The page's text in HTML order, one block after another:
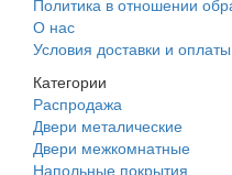
Политика в отношении
О нас
Условия доставки и оплаты
Категории
Распродажа
Двери металические
Двери межкомнатные
Напольные покрытия